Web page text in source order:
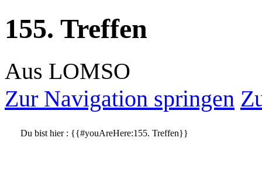
155. Treffen
Aus LOMSO
Zur Navigation springen
Du bist hier : {{#youAreHere:155. Treffen}}